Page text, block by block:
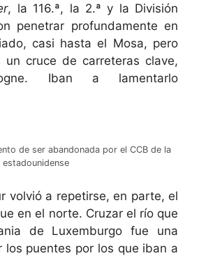
, la 116.ª, la 2.ª y la División
penetrar profundamente en
casi hasta el Mosa, pero
un cruce de carreteras clave,
Iban a lamentarlo
de ser abandonada por el CCB de la
estadounidense
volvió a repetirse, en parte, el
en el norte. Cruzar el río que
de Luxemburgo fue una
los puentes por los que iban a